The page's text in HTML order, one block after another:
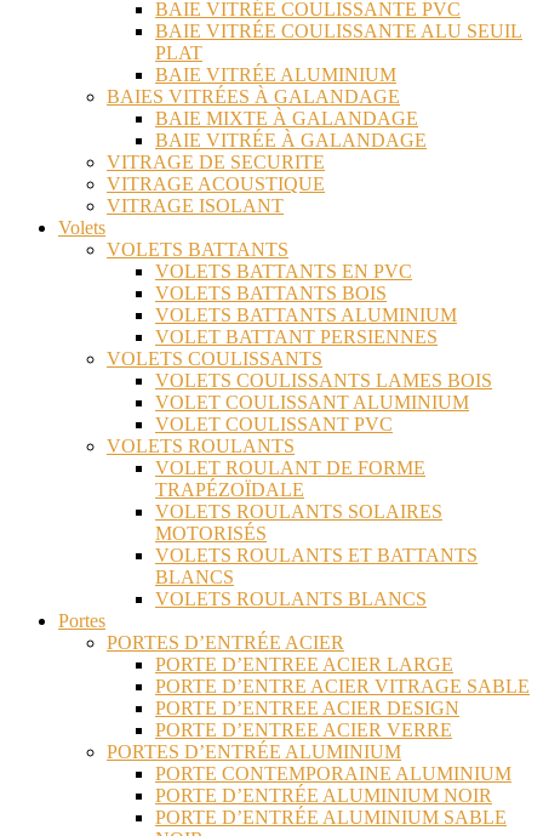
BAIE VITRÉE COULISSANTE PVC
BAIE VITRÉE COULISSANTE ALU SEUIL
PLAT
BAIE VITRÉE ALUMINIUM
BAIES VITRÉES À GALANDAGE
BAIE MIXTE À GALANDAGE
BAIE VITRÉE À GALANDAGE
VITRAGE DE SECURITE
VITRAGE ACOUSTIQUE
VITRAGE ISOLANT
Volets
VOLETS BATTANTS
VOLETS BATTANTS EN PVC
VOLETS BATTANTS BOIS
VOLETS BATTANTS ALUMINIUM
VOLET BATTANT PERSIENNES
VOLETS COULISSANTS
VOLETS COULISSANTS LAMES BOIS
VOLET COULISSANT ALUMINIUM
VOLET COULISSANT PVC
VOLETS ROULANTS
VOLET ROULANT DE FORME
TRAPÉZOÏDALE
VOLETS ROULANTS SOLAIRES
MOTORISÉS
VOLETS ROULANTS ET BATTANTS
BLANCS
VOLETS ROULANTS BLANCS
Portes
PORTES D’ENTRÉE ACIER
PORTE D’ENTREE ACIER LARGE
PORTE D’ENTRE ACIER VITRAGE SABLE
PORTE D’ENTREE ACIER DESIGN
PORTE D’ENTREE ACIER VERRE
PORTES D’ENTRÉE ALUMINIUM
PORTE CONTEMPORAINE ALUMINIUM
PORTE D’ENTRÉE ALUMINIUM NOIR
PORTE D’ENTRÉE ALUMINIUM SABLE